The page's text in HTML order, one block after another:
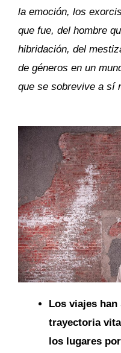
la emoción, los
que fue, del hombre
hibridación, del
de géneros en un
que se sobrevive a sí
Los viajes
trayectoria
los lugares